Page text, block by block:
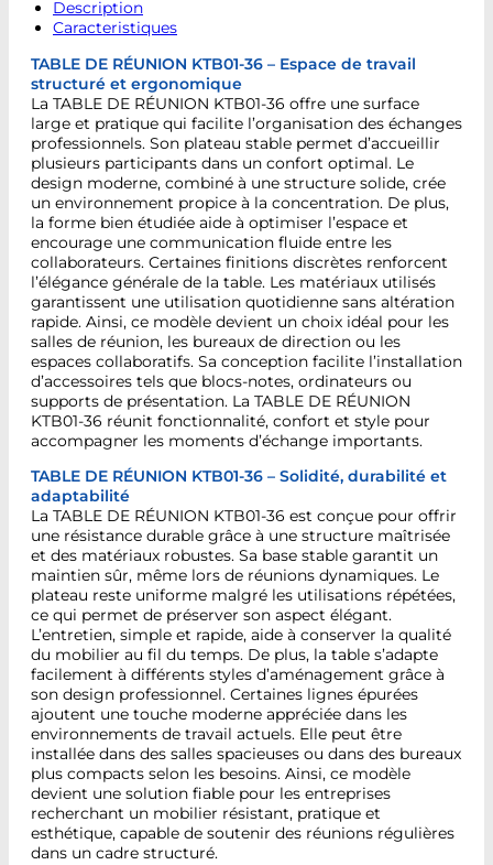
Description
Caracteristiques
TABLE DE RÉUNION KTB01-36 – Espace de travail
structuré et ergonomique
La TABLE DE RÉUNION KTB01-36 offre une surface
large et pratique qui facilite l’organisation des échanges
professionnels. Son plateau stable permet d’accueillir
plusieurs participants dans un confort optimal. Le
design moderne, combiné à une structure solide, crée
un environnement propice à la concentration. De plus,
la forme bien étudiée aide à optimiser l’espace et
encourage une communication fluide entre les
collaborateurs. Certaines finitions discrètes renforcent
l’élégance générale de la table. Les matériaux utilisés
garantissent une utilisation quotidienne sans altération
rapide. Ainsi, ce modèle devient un choix idéal pour les
salles de réunion, les bureaux de direction ou les
espaces collaboratifs. Sa conception facilite l’installation
d’accessoires tels que blocs-notes, ordinateurs ou
supports de présentation. La TABLE DE RÉUNION
KTB01-36 réunit fonctionnalité, confort et style pour
accompagner les moments d’échange importants.
TABLE DE RÉUNION KTB01-36 – Solidité, durabilité et
adaptabilité
La TABLE DE RÉUNION KTB01-36 est conçue pour offrir
une résistance durable grâce à une structure maîtrisée
et des matériaux robustes. Sa base stable garantit un
maintien sûr, même lors de réunions dynamiques. Le
plateau reste uniforme malgré les utilisations répétées,
ce qui permet de préserver son aspect élégant.
L’entretien, simple et rapide, aide à conserver la qualité
du mobilier au fil du temps. De plus, la table s’adapte
facilement à différents styles d’aménagement grâce à
son design professionnel. Certaines lignes épurées
ajoutent une touche moderne appréciée dans les
environnements de travail actuels. Elle peut être
installée dans des salles spacieuses ou dans des bureaux
plus compacts selon les besoins. Ainsi, ce modèle
devient une solution fiable pour les entreprises
recherchant un mobilier résistant, pratique et
esthétique, capable de soutenir des réunions régulières
dans un cadre structuré.